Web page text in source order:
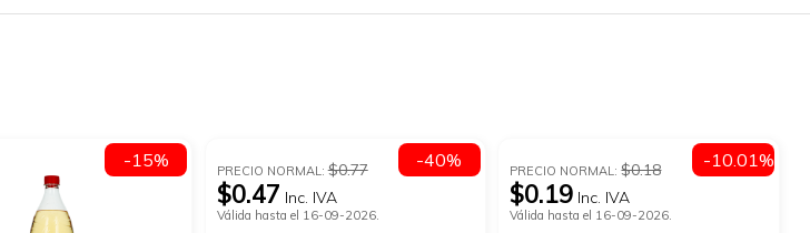
-15% PRECIO NORMAL:$0.77
$0.47 Inc. IVA
Válida hasta el 16-09-2026.
-40% PRECIO NORMAL:$0.18
$0.19 Inc. IVA
Válida hasta el 16-09-2026.
-10.01%